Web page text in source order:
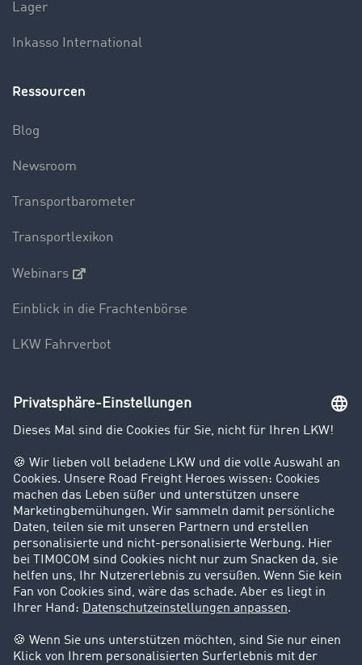
Lager
Inkasso International
Ressourcen
Blog
Newsroom
Transportbarometer
Transportlexikon
Webinars
Einblick in die Frachtenbörse
LKW Fahrverbot
Unternehmen
Kunden werben Kunden
Success Stories
Karriere
Support
Kontakt
Rechtliches